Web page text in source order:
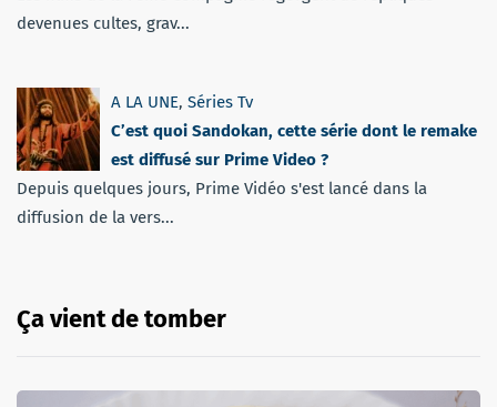
devenues cultes, grav...
A LA UNE, Séries Tv
C’est quoi Sandokan, cette série dont le remake
est diffusé sur Prime Video ?
Depuis quelques jours, Prime Vidéo s'est lancé dans la
diffusion de la vers...
Ça vient de tomber